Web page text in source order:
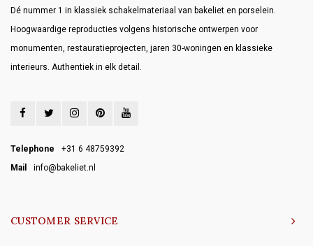
Dé nummer 1 in klassiek schakelmateriaal van bakeliet en porselein.
Hoogwaardige reproducties volgens historische ontwerpen voor
monumenten, restauratieprojecten, jaren 30-woningen en klassieke
interieurs. Authentiek in elk detail.
Telephone
+31 6 48759392
Mail
info@bakeliet.nl
CUSTOMER SERVICE